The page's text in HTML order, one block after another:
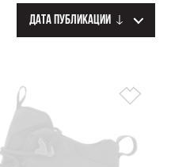
Дата публикации